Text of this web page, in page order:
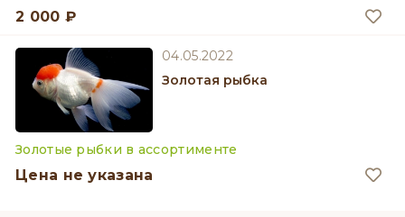
2 000 ₽
04.05.2022
Золотая рыбка
Золотые рыбки в ассортименте
Цена не указана